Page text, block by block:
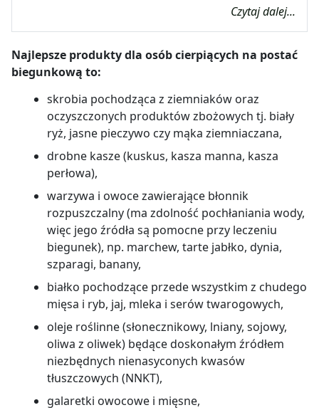
Czytaj dalej...
Najlepsze produkty dla osób cierpiących na postać
biegunkową to:
skrobia pochodząca z ziemniaków oraz
oczyszczonych produktów zbożowych tj. biały
ryż, jasne pieczywo czy mąka ziemniaczana,
drobne kasze (kuskus, kasza manna, kasza
perłowa),
warzywa i owoce zawierające błonnik
rozpuszczalny (ma zdolność pochłaniania wody,
więc jego źródła są pomocne przy leczeniu
biegunek), np. marchew, tarte jabłko, dynia,
szparagi, banany,
białko pochodzące przede wszystkim z chudego
mięsa i ryb, jaj, mleka i serów twarogowych,
oleje roślinne (słonecznikowy, lniany, sojowy,
oliwa z oliwek) będące doskonałym źródłem
niezbędnych nienasyconych kwasów
tłuszczowych (NNKT),
galaretki owocowe i mięsne,